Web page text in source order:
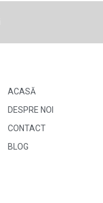
ACASĂ
DESPRE NOI
CONTACT
BLOG